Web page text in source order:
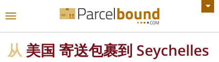
查看所有公告
切
航
从 美国 寄送包裹到 Seychelles